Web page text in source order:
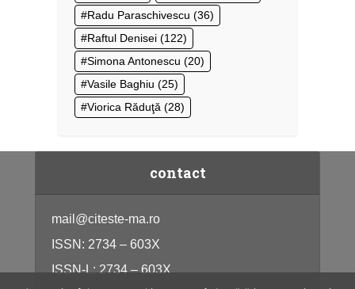
Radu Paraschivescu (36)
Raftul Denisei (122)
Simona Antonescu (20)
Vasile Baghiu (25)
Viorica Răduţă (28)
contact
mail@citeste-ma.ro
ISSN: 2734 – 603X
ISSN-L: 2734 – 603X